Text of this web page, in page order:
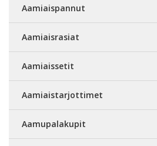
Aamiaispannut
Aamiaisrasiat
Aamiaissetit
Aamiaistarjottimet
Aamupalakupit